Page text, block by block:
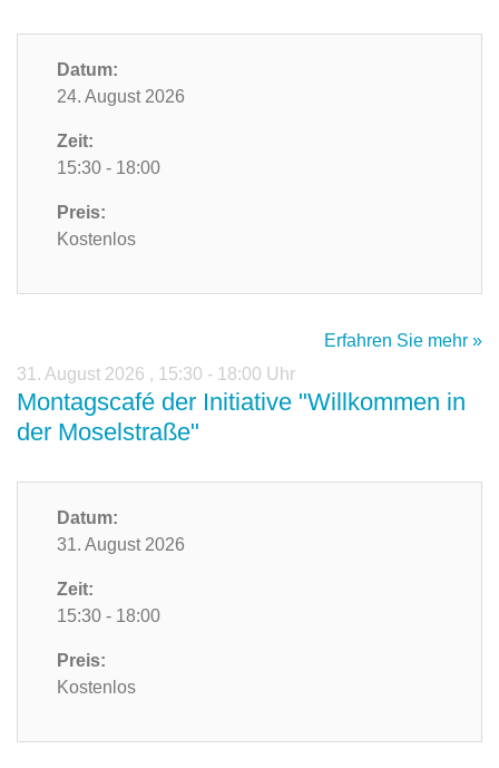
Datum:
24. August 2026
Zeit:
15:30 - 18:00
Preis:
Kostenlos
Erfahren Sie mehr »
31. August 2026 , 15:30 - 18:00 Uhr
Montagscafé der Initiative "Willkommen in
der Moselstraße"
Datum:
31. August 2026
Zeit:
15:30 - 18:00
Preis:
Kostenlos